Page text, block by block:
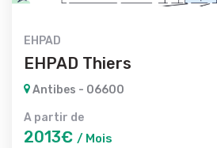
EHPAD
EHPAD Thiers
Antibes - 06600
A partir de
2013€ / Mois